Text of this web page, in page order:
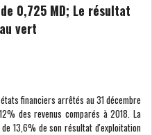
0,725 MD; Le résultat
vert
financiers arrêtés au 31 décembre
des revenus comparés à 2018. La
13,6% de son résultat d'exploitation